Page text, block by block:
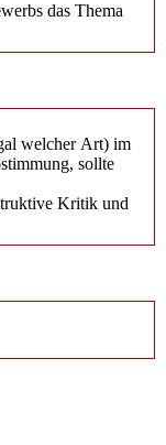
das Thema
welcher Art) im
sollte
Kritik und